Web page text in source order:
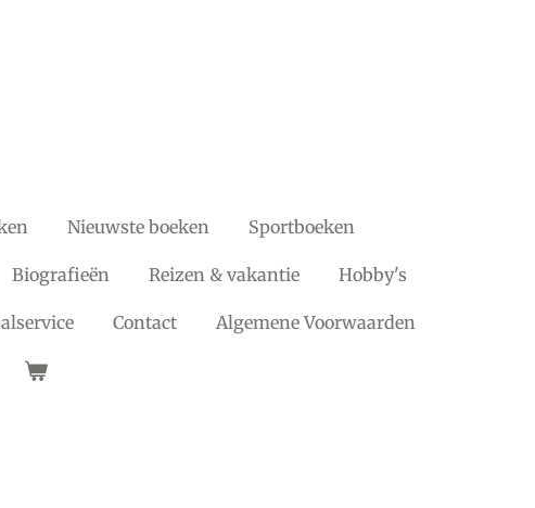
Nieuwste boeken Sportboeken
Biografieën Reizen & vakantie Hobby's
Contact Algemene Voorwaarden